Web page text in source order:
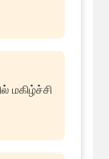
மகிழ்ச்சி